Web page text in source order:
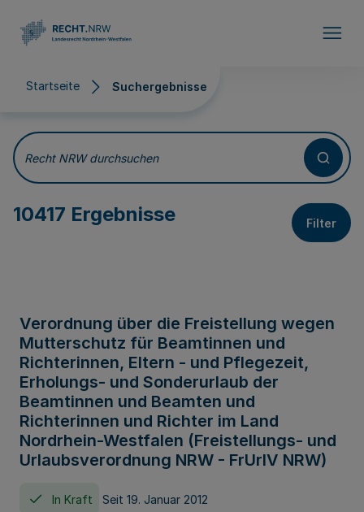
Startseite Suchergebnisse
Suchergebnisse
Recht NRW durchsuchen
10417 Ergebnisse Filter
Verordnung über die Freistellung wegen
Mutterschutz für Beamtinnen und
Richterinnen, Eltern - und Pflegezeit,
Erholungs- und Sonderurlaub der
Beamtinnen und Beamten und
Richterinnen und Richter im Land
Nordrhein-Westfalen (Freistellungs- und
Urlaubsverordnung NRW - FrUrlV NRW)
In Kraft Seit 19. Januar 2012